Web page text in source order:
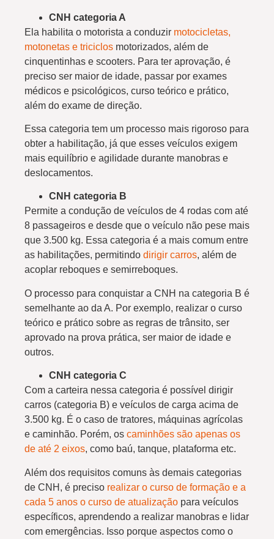
CNH categoria A
Ela habilita o motorista a conduzir motocicletas,
motonetas e triciclos motorizados, além de
cinquentinhas e scooters. Para ter aprovação, é
preciso ser maior de idade, passar por exames
médicos e psicológicos, curso teórico e prático,
além do exame de direção.
Essa categoria tem um processo mais rigoroso para
obter a habilitação, já que esses veículos exigem
mais equilíbrio e agilidade durante manobras e
deslocamentos.
CNH categoria B
Permite a condução de veículos de 4 rodas com até
8 passageiros e desde que o veículo não pese mais
que 3.500 kg. Essa categoria é a mais comum entre
as habilitações, permitindo dirigir carros, além de
acoplar reboques e semirreboques.
O processo para conquistar a CNH na categoria B é
semelhante ao da A. Por exemplo, realizar o curso
teórico e prático sobre as regras de trânsito, ser
aprovado na prova prática, ser maior de idade e
outros.
CNH categoria C
Com a carteira nessa categoria é possível dirigir
carros (categoria B) e veículos de carga acima de
3.500 kg. É o caso de tratores, máquinas agrícolas
e caminhão. Porém, os caminhões são apenas os
de até 2 eixos, como baú, tanque, plataforma etc.
Além dos requisitos comuns às demais categorias
de CNH, é preciso realizar o curso de formação e a
cada 5 anos o curso de atualização para veículos
específicos, aprendendo a realizar manobras e lidar
com emergências. Isso porque aspectos como o